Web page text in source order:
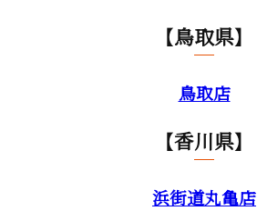
【鳥取県】
鳥取店
【香川県】
浜街道丸亀店